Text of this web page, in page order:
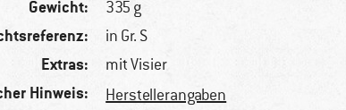
Gewicht: 335 g
in Gr. S
Extras: mit Visier
Hinweis: Herstellerangaben